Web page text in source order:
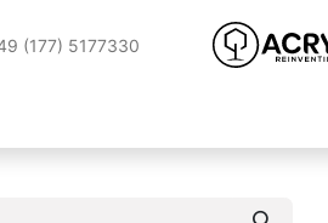
(177) 5177330